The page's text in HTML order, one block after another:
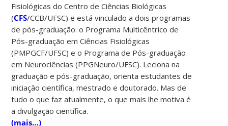
Fisiológicas do Centro de Ciências Biológicas
(CFS/CCB/UFSC) e está vinculado a dois programas
de pós-graduação: o Programa Multicêntrico de
Pós-graduação em Ciências Fisiológicas
(PMPGCF/UFSC) e o Programa de Pós-graduação
em Neurociências (PPGNeuro/UFSC). Leciona na
graduação e pós-graduação, orienta estudantes de
iniciação científica, mestrado e doutorado. Mas de
tudo o que faz atualmente, o que mais lhe motiva é
a divulgação científica.
(mais…)